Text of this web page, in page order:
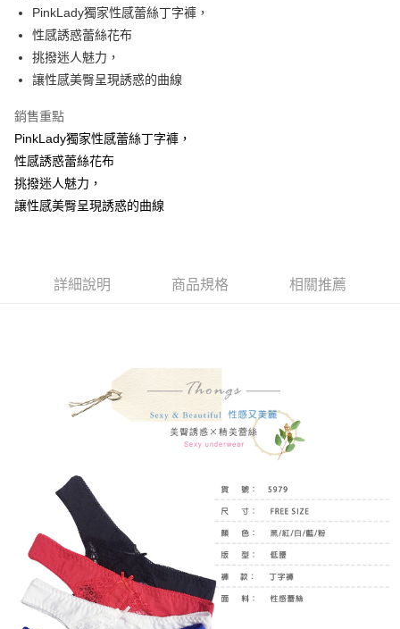
Apple Pay
街口支付
悠遊付
AFTEE先享後付
【關於「AFTEE先享後付」】
AFTEE先享後付是「在收到商品之後才付款」的支付方式。 讓您購物簡單
便利好安心！
１．簡單：不需註冊會員、不需綁卡、不需儲值。
２．便利：只要手機號碼，簡訊認證，即可結帳。
１．於結帳方式選擇「AFTEE先享後付」後，將跳轉至「AFTEE先享後付」
結帳頁面，進行簡訊認證並確認金額後，即可完成結帳。
購買商品的店家。未經商家同意取消之訂單仍視為有效，需透過AFTEE先享
後付繳納相關費用。
※ 交易是否成功請以「AFTEE先享後付 」之結帳頁面顯示為準，若有關於
是否繳費成功／繳費後需取消欲退款等相關疑問，請聯繫「AFTEE先享後付
https://netprotections.freshdesk.com/support/home
１．透過由恩沛科技股份有限公司提供之「AFTEE先享後付」服務完成之交
易，需依本服務之必要範圍內提供個人資料，並將交易相關給付款項請求債
權轉讓予恩沛科技股份有限公司。
２．關於個人資料處理事宜，請瀏覽以下網址：
https://aftee.tw/terms/#terms3
３．未成年的使用者請事先徵得法定代理人或監護人之同意方可使用
「AFTEE先享後付」，若未經同意申辦者引起之損失，本公司不負相關責
任。
４．使用「AFTEE先享後付」時，將依據個別帳號之用戶狀況，依本公司即
ATM付款
運送方式
付款後全家取貨
每筆NT$80，滿NT$899(含以上)免運費
付款後7-11取貨
每筆NT$80，滿NT$899(含以上)免運費
每筆NT$80，滿NT$899(含以上)免運費
PinkLady獨家性感蕾絲丁字褲，
性感誘惑蕾絲花布
挑撥迷人魅力，
讓性感美臀呈現誘惑的曲線
銷售重點
PinkLady獨家性感蕾絲丁字褲，
性感誘惑蕾絲花布
挑撥迷人魅力，
讓性感美臀呈現誘惑的曲線
詳細說明 商品規格 相關推薦